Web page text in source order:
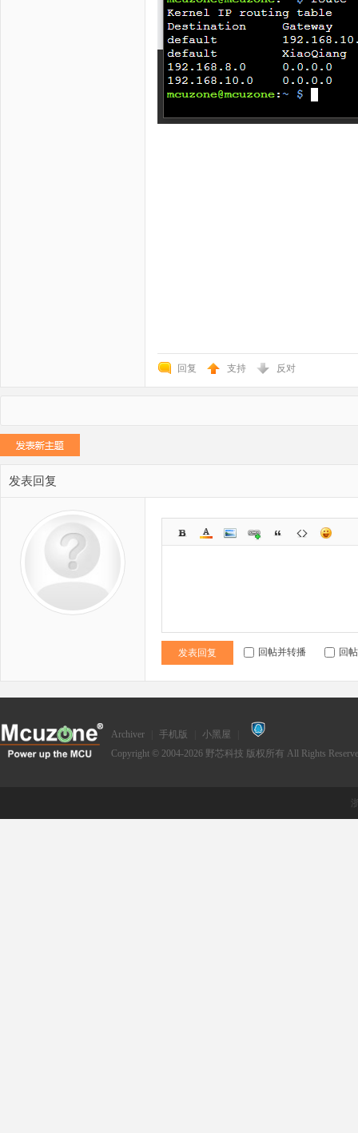
回复 支持 反对
发表回复
发表回复 回帖并转播 回
Archiver 手机版 小黑屋
Copyright © 2004-2026 野芯科技 版权所有 All Rights